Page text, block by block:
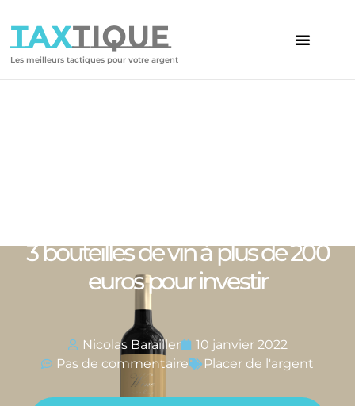
TAXTIQUE
Les meilleurs tactiques pour votre argent
3 bouteilles de vin à plus de 200
euros pour investir
Nicolas Barailler
10 janvier 2022
Pas de commentaire
Placer de l'argent